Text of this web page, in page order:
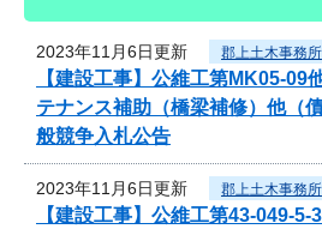
2023年11月6日更新 郡上土木事務所
【建設工事】公維工第MK05-
テナンス補助（橋梁補修）他（
般競争入札公告
2023年11月6日更新 郡上土木事務所
【建設工事】公維工第43-049-